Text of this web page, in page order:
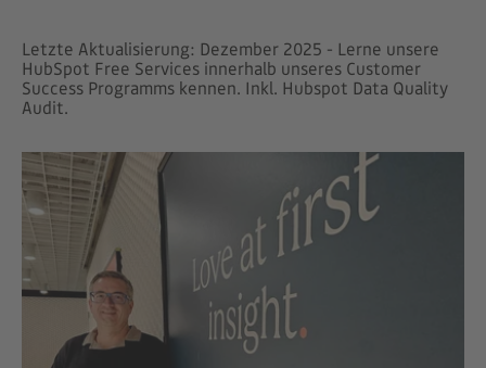
Letzte Aktualisierung: Dezember 2025 - Lerne unsere
HubSpot Free Services innerhalb unseres Customer
Success Programms kennen. Inkl. Hubspot Data Quality
Audit.